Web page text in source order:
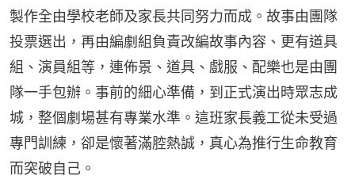
製作全由學校老師及家長共同努力而成。故事由團隊
投票選出，再由編劇組負責改編故事內容、更有道具
組、演員組等，連佈景、道具、戲服、配樂也是由團
隊一手包辦。事前的細心準備，到正式演出時眾志成
城，整個劇場甚有專業水準。這班家長義工從未受過
專門訓練，卻是懷著滿腔熱誠，真心為推行生命教育
而突破自己。